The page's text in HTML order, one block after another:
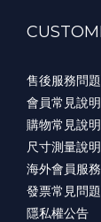
售後服務問題
會員常見說明
購物常見說明
尺寸測量說明
海外會員服務
發票常見問題
隱私權公告